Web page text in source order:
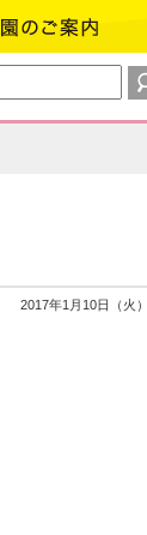
2017年1月10日（火）